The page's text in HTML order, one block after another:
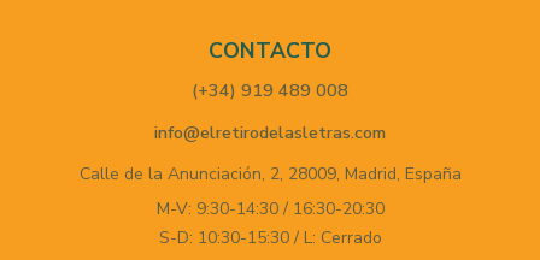
CONTACTO
(+34) 919 489 008
info@elretirodelasletras.com
Calle de la Anunciación, 2, 28009, Madrid, España
M-V: 9:30-14:30 / 16:30-20:30
S-D: 10:30-15:30 / L: Cerrado